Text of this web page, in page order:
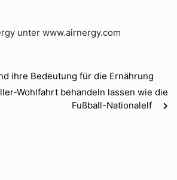
unter www.airnergy.com
ihre Bedeutung für die Ernährung
Wohlfahrt behandeln lassen wie die
Fußball-Nationalelf